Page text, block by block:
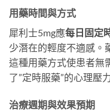
用藥時間與方式
犀利士5mg應每日固定
少潛在的輕度不適感。
這種用藥方式使患者無
了”定時服藥”的心理壓
治療週期與效果預期